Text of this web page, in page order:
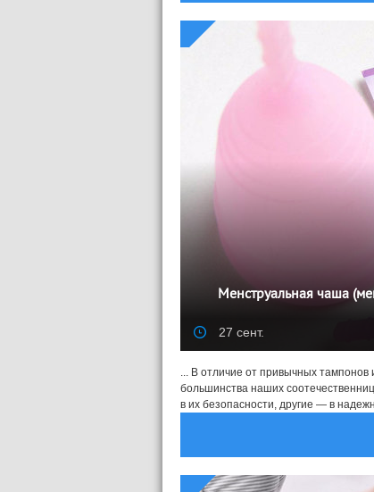
Менструальная чаша
27 сент.
... В отличие от привычных
большинства наших
в их безопасности, другие — в